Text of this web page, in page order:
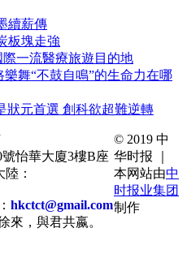
續薪傳
板塊走強
一流醫療旅遊目的地
樂舞“不鼓自鳴”的生命力在哪
狀元首選 創科欲超難逆轉
怡華大廈3樓B座
：
hkctct@gmail.com
來，與君共嬴。
© 2019 中
华时报 ｜
本网站由中
时报业集团
制作